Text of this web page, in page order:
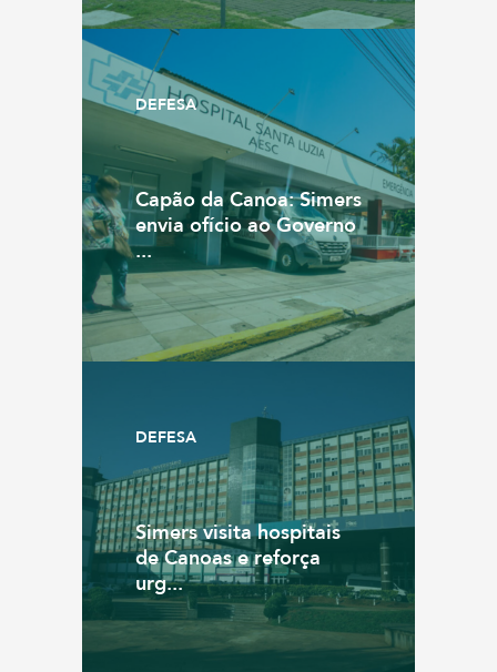
DEFESA
Capão da Canoa: Simers
envia ofício ao Governo
...
DEFESA
Simers visita hospitais
de Canoas e reforça
urg...